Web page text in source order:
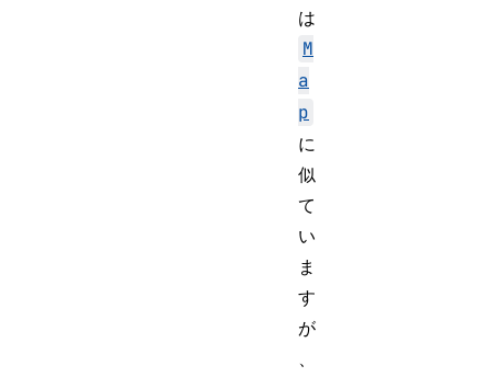
は
M
a
p
に
似
て
い
ま
す
が
、